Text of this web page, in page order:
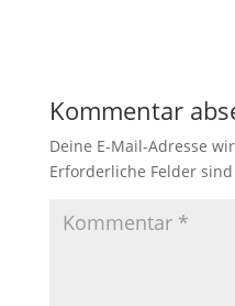
Kommentar
Deine E-Mail-Adresse
Erforderliche Felder